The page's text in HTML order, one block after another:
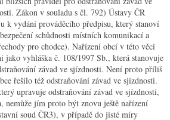
Zákon v souladu s čl. 792) Ústavy ČR
k vydání prováděcího předpisu, který stanoví
schůdnosti místních komunikací a
pro chodce). Nařízení obcí v této věci
jako vyhláška č. 108/1997 Sb., která stanovuje
závad ve sjízdnosti. Není proto příliš
řešilo též odstraňování závad ve sjízdnosti.
upravuje odstraňování závad ve sjízdnosti,
nemůže jím proto být znovu ještě nařízení
soud ČR3), v případě do jisté míry